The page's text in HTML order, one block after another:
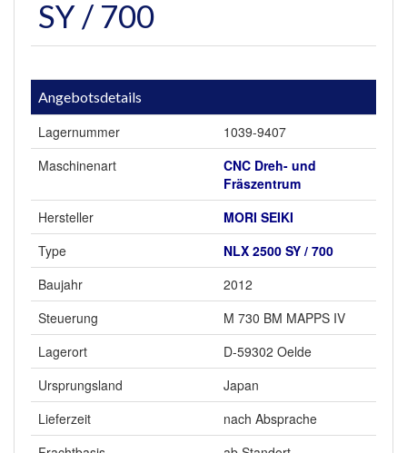
SY / 700
Angebotsdetails
Lagernummer
1039-9407
Maschinenart
CNC Dreh- und
Fräszentrum
Hersteller
MORI SEIKI
Type
NLX 2500 SY / 700
Baujahr
2012
Steuerung
M 730 BM MAPPS IV
Lagerort
D-59302 Oelde
Ursprungsland
Japan
Lieferzeit
nach Absprache